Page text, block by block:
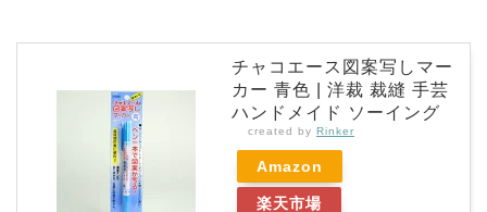
チャコエース図案写しマー
カー 青色 | 洋裁 裁縫 手芸
ハンドメイド ソーイング
created by Rinker
Amazon
楽天市場